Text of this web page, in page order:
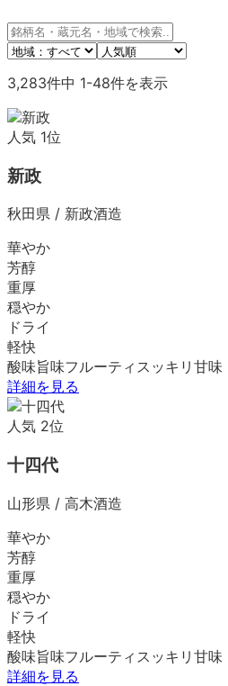
3,283件中 1-48件を表示
人気 1位
新政
秋田県 / 新政酒造
華やか
芳醇
重厚
穏やか
ドライ
軽快
酸味旨味フルーティ スッキリ 甘味
詳細を見る
人気 2位
十四代
山形県 / 高木酒造
華やか
芳醇
重厚
穏やか
ドライ
軽快
酸味旨味フルーティ スッキリ 甘味
詳細を見る